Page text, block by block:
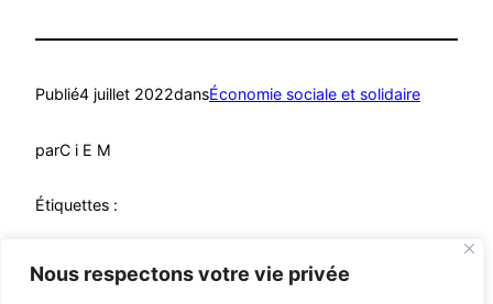
Nous respectons votre vie privée
Publié4 juillet 2022dansÉconomie sociale et solidaire
parC i E M
Étiquettes :